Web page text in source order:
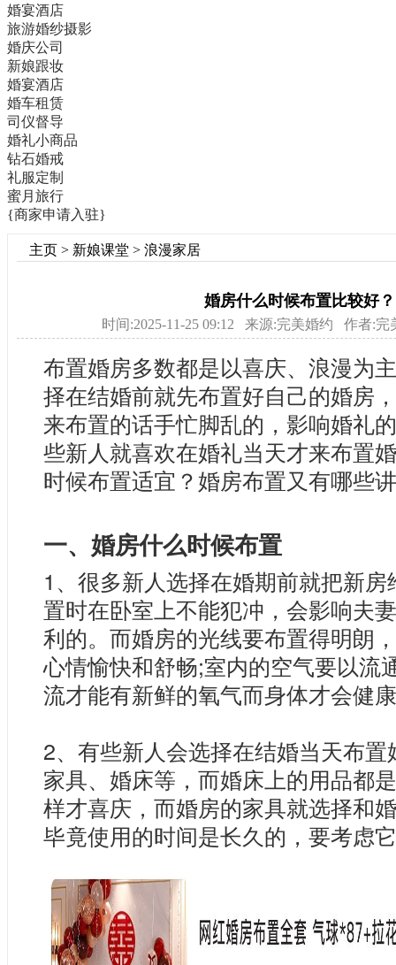
婚宴酒店
旅游婚纱摄影
婚庆公司
新娘跟妆
婚宴酒店
婚车租赁
司仪督导
婚礼小商品
钻石婚戒
礼服定制
蜜月旅行
{商家申请入驻}
主页 > 新娘课堂 > 浪漫家居
婚房什么时候布置比较好？
时间:2025-11-25 09:12 来源:完美婚约 作者:
布置婚房多数都是以喜庆、浪漫为
择在结婚前就先布置好自己的婚房
来布置的话手忙脚乱的，影响婚礼
些新人就喜欢在婚礼当天才来布置
时候布置适宜？婚房布置又有哪些
一、婚房什么时候布置
1、很多新人选择在婚期前就把新
置时在卧室上不能犯冲，会影响夫
利的。而婚房的光线要布置得明朗
心情愉快和舒畅;室内的空气要以流
流才能有新鲜的氧气而身体才会健
2、有些新人会选择在结婚当天布
家具、婚床等，而婚床上的用品都
样才喜庆，而婚房的家具就选择和
毕竟使用的时间是长久的，要考虑